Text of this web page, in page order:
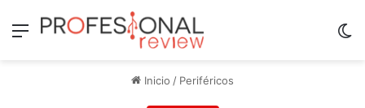
Menú
Inicio / Periféricos